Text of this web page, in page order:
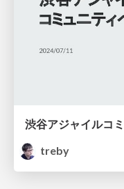
渋谷アジャイルコ
treby